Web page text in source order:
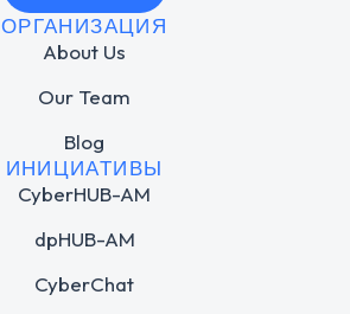
ОРГАНИЗАЦИЯ
About Us
Our Team
Blog
ИНИЦИАТИВЫ
CyberHUB-AM
dpHUB-AM
CyberChat